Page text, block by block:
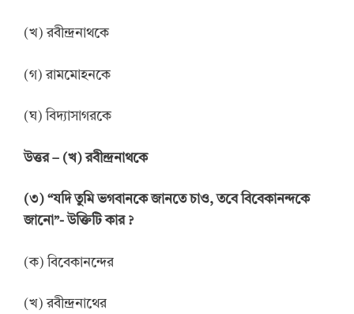
(খ) রবীন্দ্রনাথকে
(গ) রামমোহনকে
(ঘ) বিদ্যাসাগরকে
উত্তর– (খ) রবীন্দ্রনাথকে
(৩ ) “যদি তুমি ভগবানকে জানতে চাও, তবে বিবেকানন্দকে
জানো”- উক্তিটি কার?
(ক) বিবেকানন্দের
(খ) রবীন্দ্রনাথের